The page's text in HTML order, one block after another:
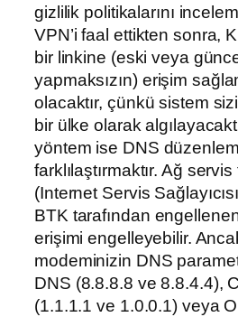
gizlilik politikalarını
VPN’i faal ettikten sonra,
bir linkine (eski veya
yapmaksızın) erişim
olacaktır, çünkü sistem
bir ülke olarak
yöntem ise DNS
farklılaştırmaktır. Ağ
(Internet Servis
BTK tarafından
erişimi engelleyebilir.
modeminizin DNS
DNS (8.8.8.8 ve 8.8.4.4),
(1.1.1.1 ve 1.0.0.1) veya